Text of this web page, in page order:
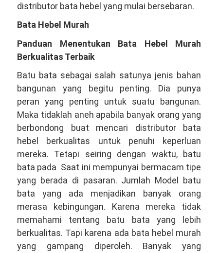
distributor bata hebel yang mulai bersebaran.
Bata Hebel Murah
Panduan Menentukan Bata Hebel Murah
Berkualitas Terbaik
Batu bata sebagai salah satunya jenis bahan
bangunan yang begitu penting. Dia punya
peran yang penting untuk suatu bangunan.
Maka tidaklah aneh apabila banyak orang yang
berbondong buat mencari distributor bata
hebel berkualitas untuk penuhi keperluan
mereka. Tetapi seiring dengan waktu, batu
bata pada Saat ini mempunyai bermacam tipe
yang berada di pasaran. Jumlah Model batu
bata yang ada menjadikan banyak orang
merasa kebingungan. Karena mereka tidak
memahami tentang batu bata yang lebih
berkualitas. Tapi karena ada bata hebel murah
yang gampang diperoleh. Banyak yang